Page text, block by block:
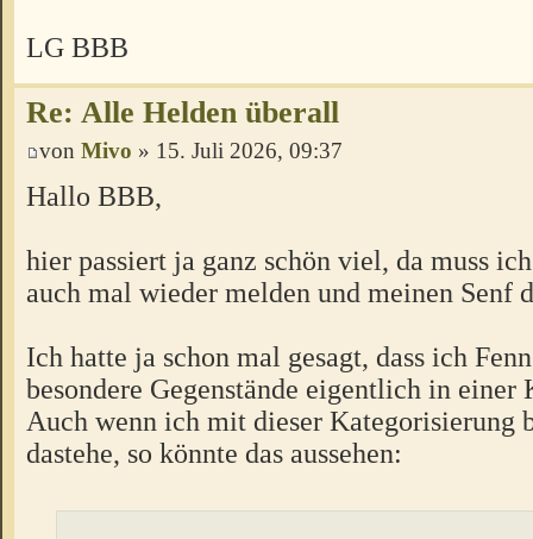
LG BBB
Re: Alle Helden überall
von Mivo » 15. Juli 2026, 09:37
Hallo BBB,
hier passiert ja ganz schön viel, da muss
auch mal wieder melden und meinen Senf
Ich hatte ja schon mal gesagt, dass ich
besondere Gegenstände eigentlich in einer
Auch wenn ich mit dieser Kategorisierung
dastehe, so könnte das aussehen: